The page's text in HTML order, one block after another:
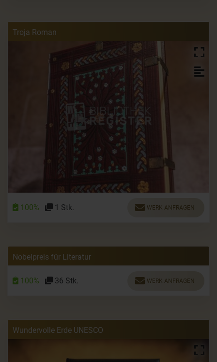
Troja Roman
100% 1 Stk. WERK ANFRAGEN
Nobelpreis für Literatur
100% 36 Stk. WERK ANFRAGEN
Wundervolle Erde UNESCO